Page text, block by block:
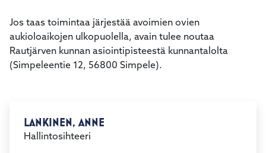
Jos taas toimintaa järjestää avoimien ovien
aukioloaikojen ulkopuolella, avain tulee noutaa
Rautjärven kunnan asiointipisteestä kunnantalolta
(Simpeleentie 12, 56800 Simpele).
LANKINEN, ANNE
Hallintosihteeri